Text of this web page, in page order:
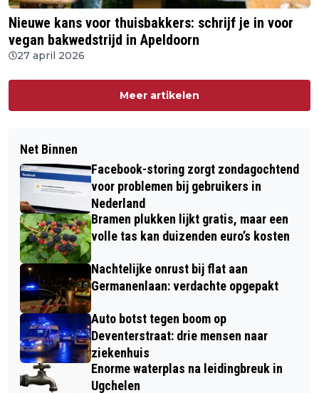
Nieuwe kans voor thuisbakkers: schrijf je in voor
vegan bakwedstrijd in Apeldoorn
27 april 2026
Meer artikelen
Net Binnen
Facebook-storing zorgt zondagochtend
voor problemen bij gebruikers in
Nederland
Bramen plukken lijkt gratis, maar een
volle tas kan duizenden euro’s kosten
Nachtelijke onrust bij flat aan
Germanenlaan: verdachte opgepakt
Auto botst tegen boom op
Deventerstraat: drie mensen naar
ziekenhuis
Enorme waterplas na leidingbreuk in
Ugchelen